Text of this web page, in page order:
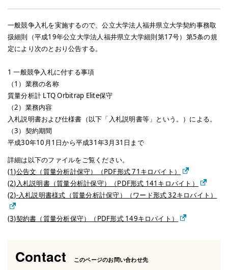
一般競争入札を実施するので、公立大学法人福井県立大学契約事務取
扱細則（平成19年公立大学法人福井県立大学細則第17号）第5条の規
定により次のとおり公告する。
1 一般競争入札に付する事項
（1）業務の名称
質量分析計 LTQ Orbitrap Elite保守
（2）業務内容
入札説明書および仕様書（以下「入札説明書等」という。）による。
（3）契約期間
平成30年10月1日から平成31年3月31日まで
詳細は以下のファイルをご覧ください。
(1)公告文（質量分析計保守）（PDF形式 71キロバイト）
(2)入札説明書（質量分析計保守）（PDF形式 141キロバイト）
(2)-入札説明書様式（質量分析計保守）（ワード形式 32キロバイト）
(3)契約書（質量分析保守）（PDF形式 149キロバイト）
Contact このページのお問い合わせ先